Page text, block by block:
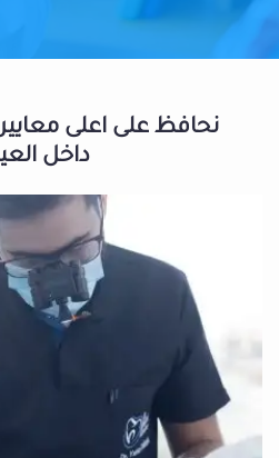
نحافظ على اعلى
داخل